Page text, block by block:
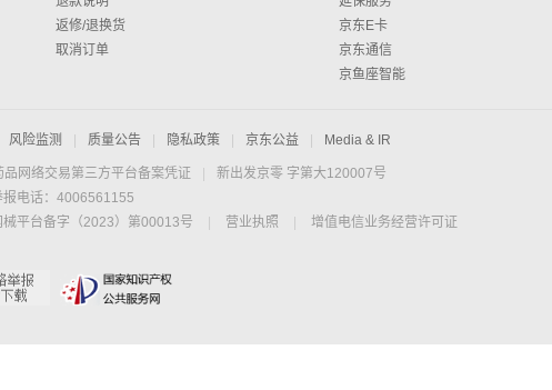
返修/退换货
取消订单
京东E卡
京东通信
京鱼座智能
风险监测 质量公告 隐私政策 京东公益 Media & IR
品网络交易第三方平台备案凭证
新出发京零 字第大120007号
电话：4006561155
平台备字（2023）第00013号 营业执照
增值电信业务经营许可证